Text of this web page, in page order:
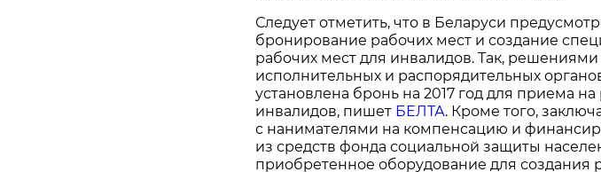
Следует отметить, что в Беларуси
бронирование рабочих мест и создание
рабочих мест для инвалидов. Так,
исполнительных и распорядительных
установлена бронь на 2017 год для приема на
инвалидов, пишет БЕЛТА. Кроме того,
с нанимателями на компенсацию и
из средств фонда социальной защиты
приобретенное оборудование для создания